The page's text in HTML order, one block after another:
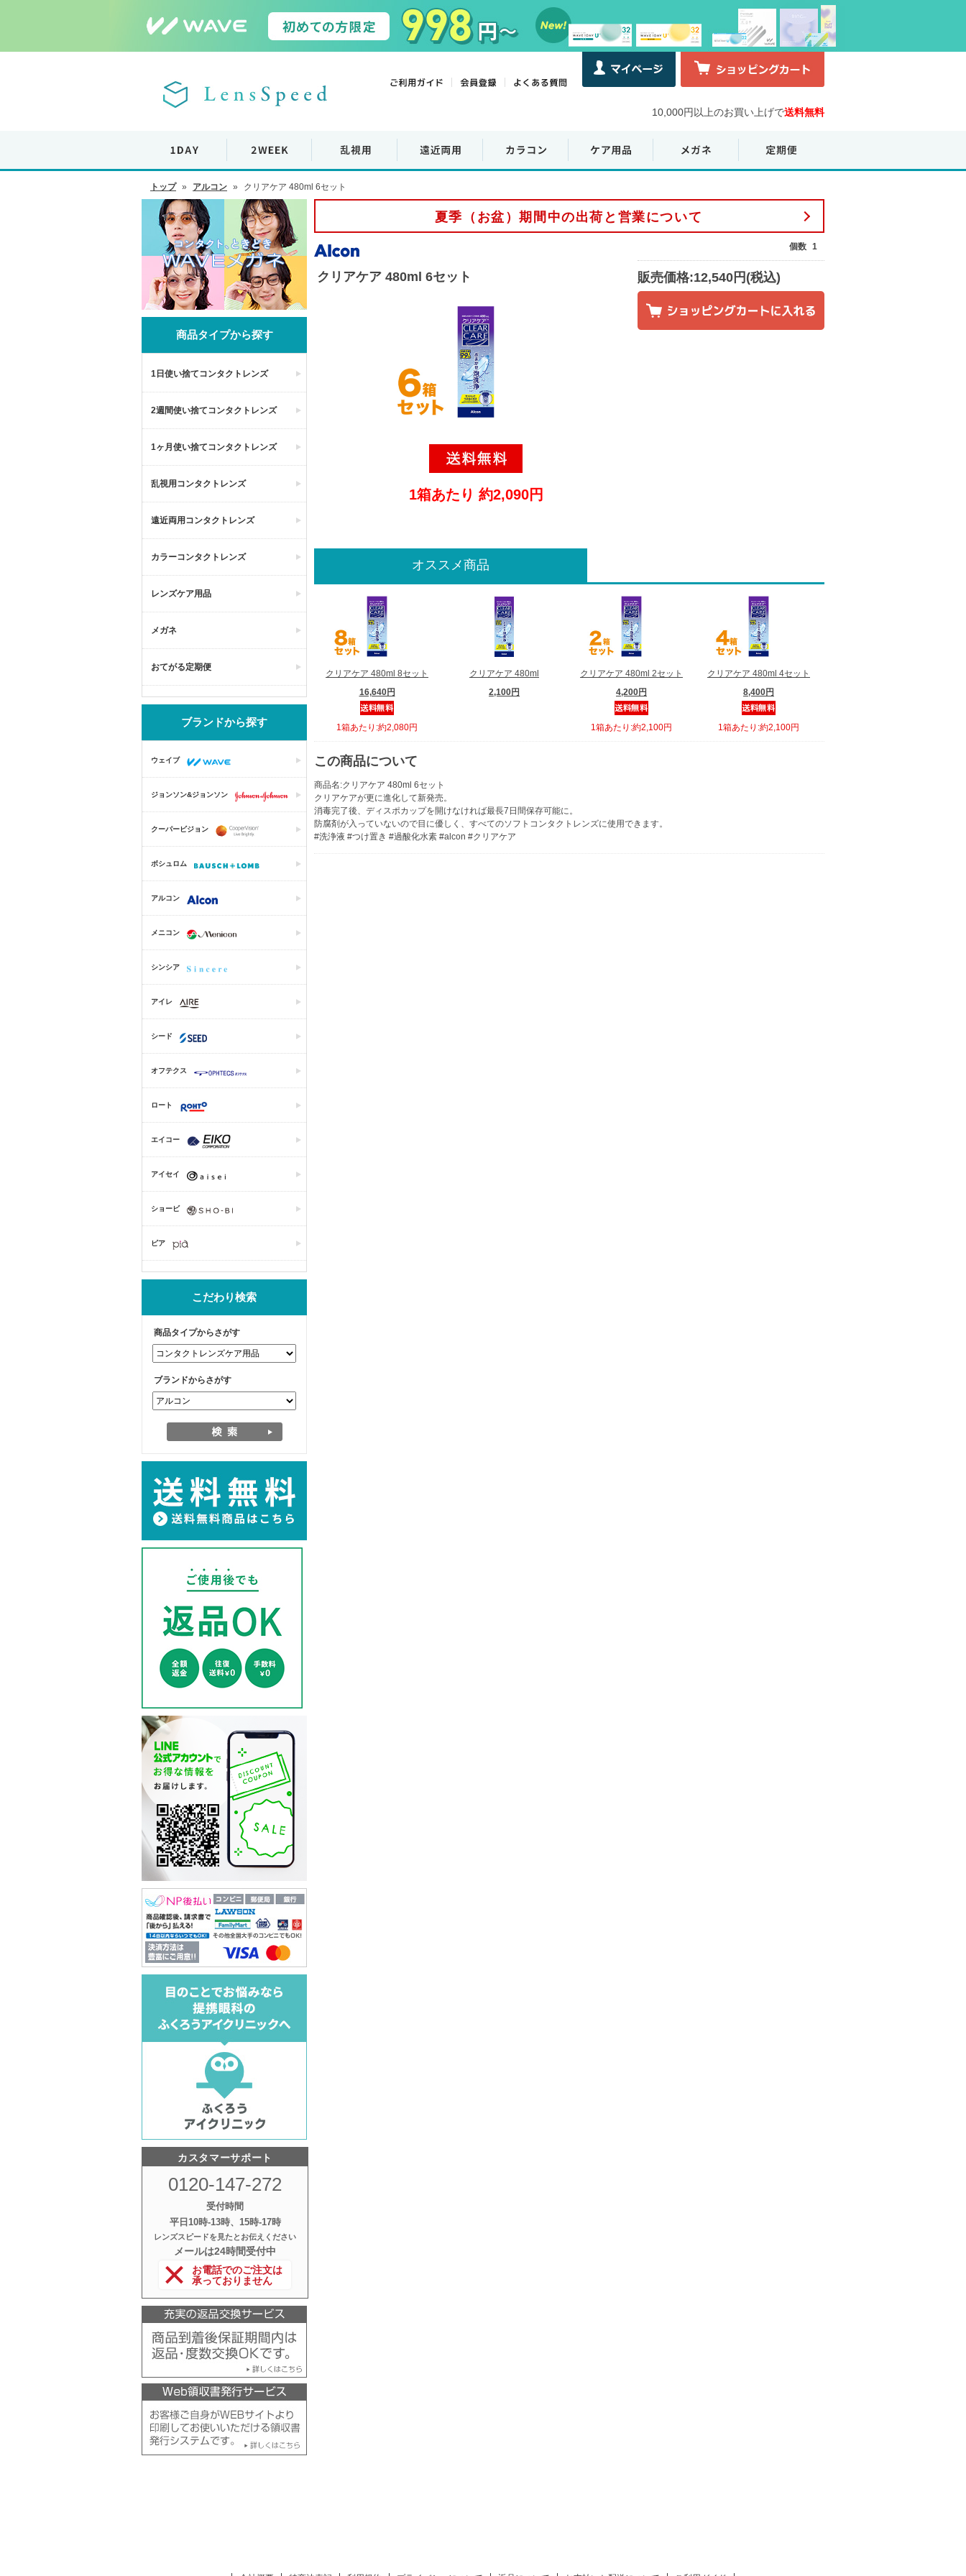
10,000円以上のお買い上げで送料無料
トップ » アルコン » クリアケア 480ml 6セット
商品タイプから探す
1日使い捨てコンタクトレンズ
2週間使い捨てコンタクトレンズ
1ヶ月使い捨てコンタクトレンズ
乱視用コンタクトレンズ
遠近両用コンタクトレンズ
カラーコンタクトレンズ
レンズケア用品
メガネ
おてがる定期便
ブランドから探す
ウェイブ
ジョンソン&ジョンソン
クーパービジョン
ボシュロム
アルコン
メニコン
シンシア
アイレ
シード
オフテクス
ロート
エイコー
アイセイ
ショービ
ピア
こだわり検索
商品タイプからさがす
ブランドからさがす
カスタマーサポート
0120-147-272
受付時間
平日10時‐13時、15時‐17時
レンズスピードを見たとお伝えください
メールは24時間受付中
お電話でのご注文は
承っておりません
夏季（お盆）期間中の出荷と営業について
クリアケア 480ml 6セット
1箱あたり 約2,090円
個数 1
販売価格:12,540円(税込)
オススメ商品
クリアケア 480ml 8セット
16,640円
1箱あたり:約2,080円
クリアケア 480ml
2,100円
クリアケア 480ml 2セット
4,200円
1箱あたり:約2,100円
クリアケア 480ml 4セット
8,400円
1箱あたり:約2,100円
この商品について
商品名:クリアケア 480ml 6セット
クリアケアが更に進化して新発売。
消毒完了後、ディスポカップを開けなければ最長7日間保存可能に。
防腐剤が入っていないので目に優しく、すべてのソフトコンタクトレンズに使用できます。
#洗浄液 #つけ置き #過酸化水素 #alcon #クリアケア